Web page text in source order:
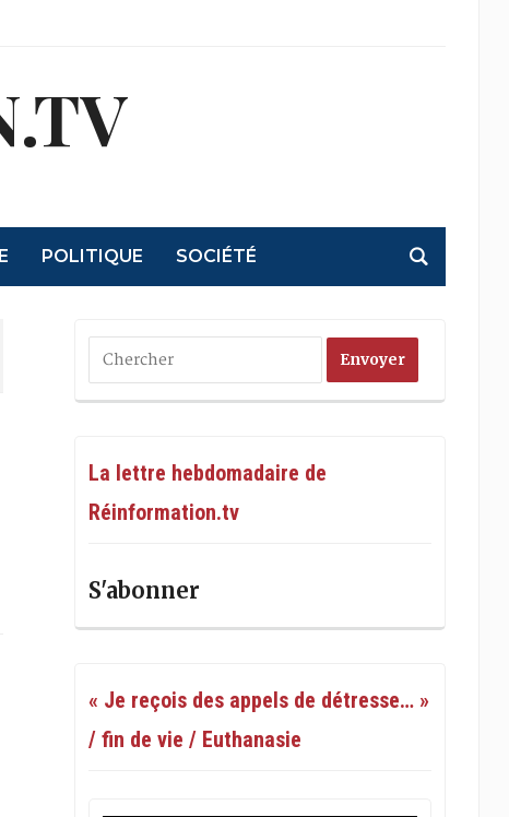
POLITIQUE SOCIÉTÉ
La lettre hebdomadaire de
Réinformation.tv
S'abonner
« Je reçois des appels de détresse… »
/ fin de vie / Euthanasie